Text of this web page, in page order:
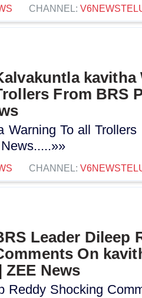
CHANNEL:
kavitha
From BRS
Warning To all
CHANNEL:
Leader Dileep
On
News
Reddy Shocking